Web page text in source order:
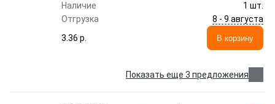
Наличие
1 шт.
Отгрузка
8 - 9 августа
3.36 p.
В корзину
Показать еще 3 предложения